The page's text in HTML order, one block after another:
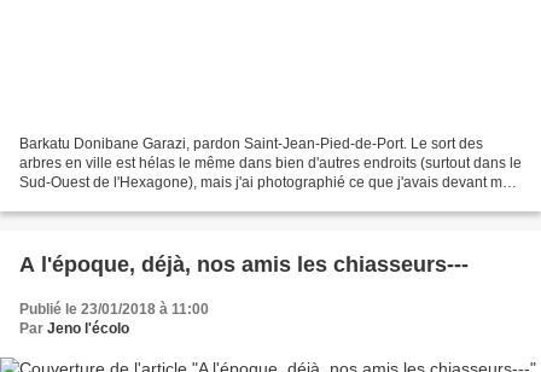
Barkatu Donibane Garazi, pardon Saint-Jean-Pied-de-Port. Le sort des
arbres en ville est hélas le même dans bien d'autres endroits (surtout dans le
Sud-Ouest de l'Hexagone), mais j'ai photographié ce que j'avais devant moi
A l'époque, déjà, nos amis les chiasseurs---
Publié le 23/01/2018 à 11:00
Par Jeno l'écolo